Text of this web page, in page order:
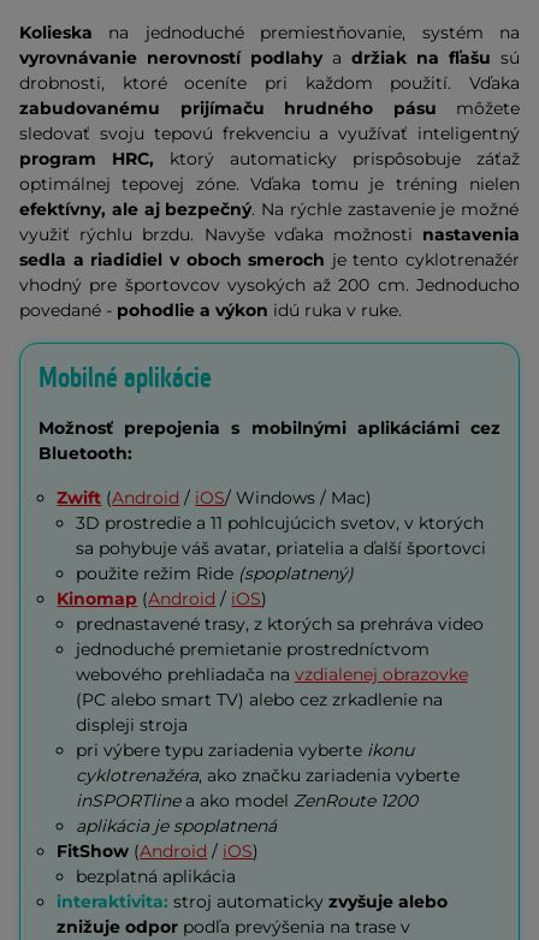
Kolieska na jednoduché premiestňovanie, systém na
vyrovnávanie nerovností podlahy a držiak na fľašu sú
drobnosti, ktoré oceníte pri každom použití. Vďaka
zabudovanému prijímaču hrudného pásu môžete
sledovať svoju tepovú frekvenciu a využívať inteligentný
program HRC, ktorý automaticky prispôsobuje záťaž
optimálnej tepovej zóne. Vďaka tomu je tréning nielen
efektívny, ale aj bezpečný. Na rýchle zastavenie je možné
využiť rýchlu brzdu. Navyše vďaka možnosti nastavenia
sedla a riadidiel v oboch smeroch je tento cyklotrenažér
vhodný pre športovcov vysokých až 200 cm. Jednoducho
povedané - pohodlie a výkon idú ruka v ruke.
Mobilné aplikácie
Možnosť prepojenia s mobilnými aplikáciámi cez
Bluetooth:
Zwift (Android / iOS/ Windows / Mac)
3D prostredie a 11 pohlcujúcich svetov, v ktorých
sa pohybuje váš avatar, priatelia a ďalší športovci
použite režim Ride (spoplatnený)
Kinomap (Android / iOS)
prednastavené trasy, z ktorých sa prehráva video
jednoduché premietanie prostredníctvom
webového prehliadača na vzdialenej obrazovke
(PC alebo smart TV) alebo cez zrkadlenie na
displeji stroja
pri výbere typu zariadenia vyberte ikonu
cyklotrenažéra, ako značku zariadenia vyberte
inSPORTlinea ako model ZenRoute 1200
aplikácia je spoplatnená
FitShow (Android / iOS)
bezplatná aplikácia
interaktivita:stroj automaticky zvyšuje alebo
znižuje odpor podľa prevýšenia na trase v